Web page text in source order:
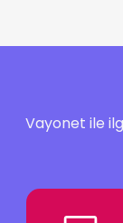
Vayonet ile